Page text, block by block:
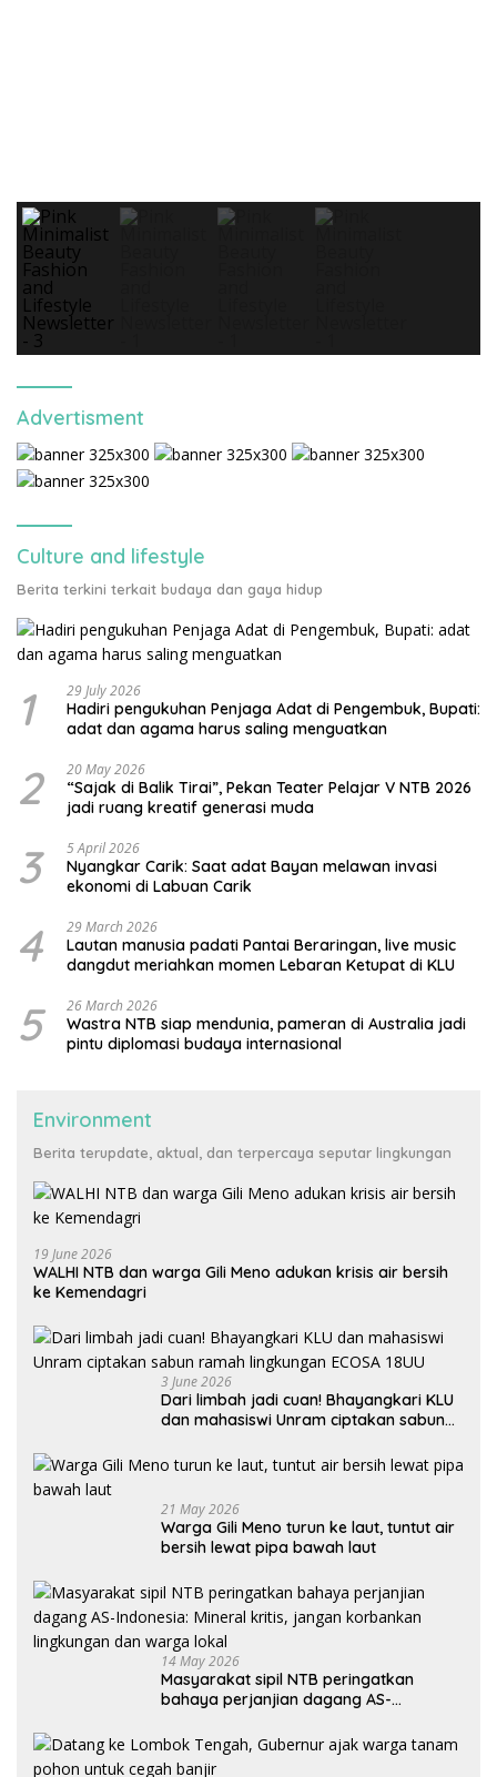
Advertisment
Culture and lifestyle
Berita terkini terkait budaya dan gaya hidup
1 29 July 2026
Hadiri pengukuhan Penjaga Adat di Pengembuk, Bupati:
adat dan agama harus saling menguatkan
2 20 May 2026
“Sajak di Balik Tirai”, Pekan Teater Pelajar V NTB 2026
jadi ruang kreatif generasi muda
3 5 April 2026
Nyangkar Carik: Saat adat Bayan melawan invasi
ekonomi di Labuan Carik
4 29 March 2026
Lautan manusia padati Pantai Beraringan, live music
dangdut meriahkan momen Lebaran Ketupat di KLU
5 26 March 2026
Wastra NTB siap mendunia, pameran di Australia jadi
pintu diplomasi budaya internasional
Environment
Berita terupdate, aktual, dan terpercaya seputar lingkungan
19 June 2026
WALHI NTB dan warga Gili Meno adukan krisis air bersih
ke Kemendagri
3 June 2026
Dari limbah jadi cuan! Bhayangkari KLU
dan mahasiswi Unram ciptakan sabun
21 May 2026
Warga Gili Meno turun ke laut, tuntut air
bersih lewat pipa bawah laut
14 May 2026
Masyarakat sipil NTB peringatkan
bahaya perjanjian dagang AS-
korbankan lingkungan dan warga lokal